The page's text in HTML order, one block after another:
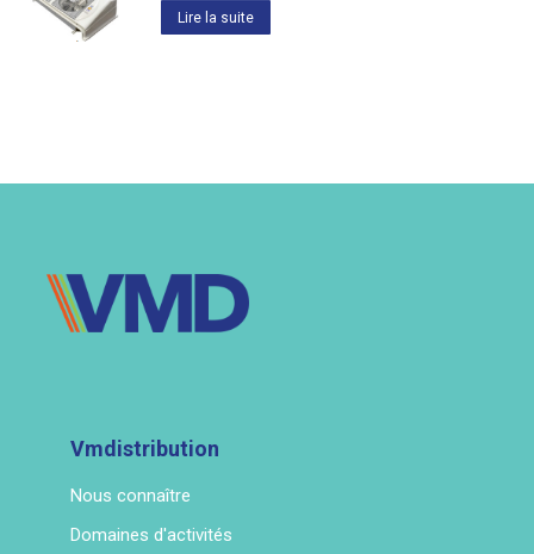
Lire la suite
Vmdistribution
Nous connaître
Domaines d'activités